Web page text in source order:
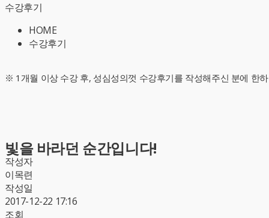
수강후기
HOME
수강후기
※ 1개월 이상 수강 후, 성심성의껏 수강후기를 작성해주신 분에 한
빛을 바라던 순간입니다!
작성자
이목련
작성일
2017-12-22 17:16
조회